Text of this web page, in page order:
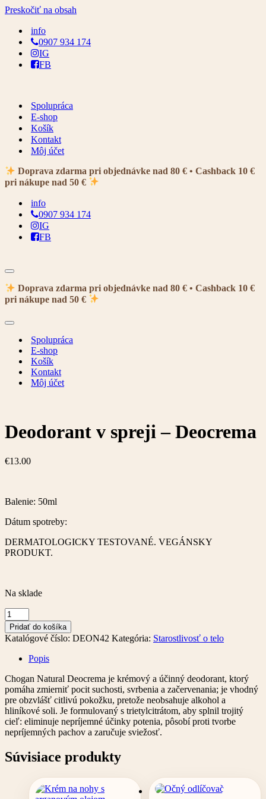
Preskočiť na obsah
info
0907 934 174
IG
FB
Spolupráca
E-shop
Košík
Kontakt
Môj účet
Doprava zdarma pri objednávke nad 80 € • Cashback 10 €
pri nákupe nad 50 €
info
0907 934 174
IG
FB
Menu
navigácie
Doprava zdarma pri objednávke nad 80 € • Cashback 10 €
pri nákupe nad 50 €
Menu
navigácieSpolupráca
E-shop
Košík
Kontakt
Môj účet
Deodorant v spreji – Deocrema
€13.00
Balenie: 50ml
Dátum spotreby:
DERMATOLOGICKY TESTOVANÉ. VEGÁNSKY
PRODUKT.
Na sklade
množstvo
Deodorant
v
spreji
Deocrema
Pridať do košíka
Katalógové číslo: DEON42 Kategória: Starostlivosť o telo
Popis
Chogan Natural Deocrema je krémový a účinný deodorant, ktorý
pomáha zmierniť pocit suchosti, svrbenia a začervenania; je vhodný
pre obzvlášť citlivú pokožku, pretože neobsahuje alkohol a
hliníkové soli. Je formulovaný s trietylcitrátom, aby splnil trojitý
cieľ: eliminuje nepríjemné účinky potenia, pôsobí proti tvorbe
nepríjemných pachov a zaručuje sviežosť.
Súvisiace produkty